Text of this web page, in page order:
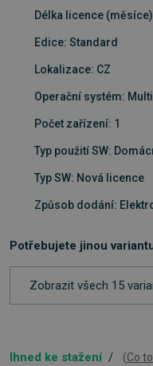
Délka licence
Edice: Standard
Lokalizace: CZ
Operační systém:
Počet zařízení: 1
Typ použití SW:
Typ SW: Nová licence
Způsob dodání:
Potřebujete jinou
Zobrazit všech 15
Ihned ke stažení / (Co